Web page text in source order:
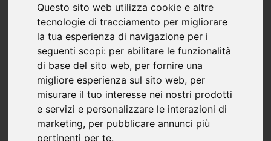
Questo sito web utilizza cookie e altre
tecnologie di tracciamento per migliorare
la tua esperienza di navigazione per i
seguenti scopi: per abilitare le funzionalità
di base del sito web, per fornire una
migliore esperienza sul sito web, per
misurare il tuo interesse nei nostri prodotti
e servizi e personalizzare le interazioni di
marketing, per pubblicare annunci più
pertinenti per te.
Tassi Dei Mutui: Più
Convenienti Che Nel
2018
03 maggio